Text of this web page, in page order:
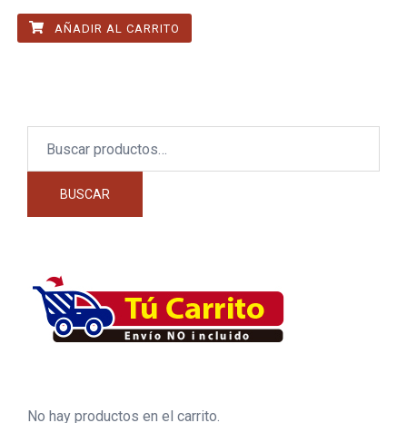
AÑADIR AL CARRITO
BUSCAR
No hay productos en el carrito.